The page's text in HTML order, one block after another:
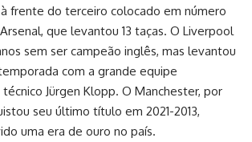
frente do terceiro colocado em número
que levantou 13 taças. O Liverpool
sem ser campeão inglês, mas levantou
com a grande equipe
Jürgen Klopp. O Manchester, por
seu último título em 2021-2013,
uma era de ouro no país.